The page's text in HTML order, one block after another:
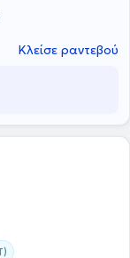
Κλείσε ραντεβού